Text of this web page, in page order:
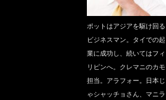
ポットはアジアを駆け回る
ビジネスマン。タイでの起
業に成功し、続いてはフィ
リピンへ。クレマニのカモ
担当。アラフォー。日本じ
ゃシャッチョさん、マニラ